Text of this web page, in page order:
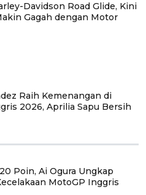
Davidson Road Glide, Kini
Gagah dengan Motor
Raih Kemenangan di
2026, Aprilia Sapu Bersih
Poin, Ai Ogura Ungkap
MotoGP Inggris